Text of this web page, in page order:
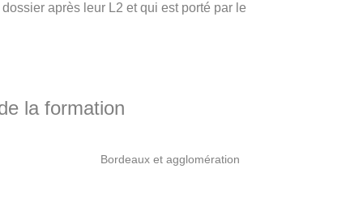
après leur L2 et qui est porté par le
la formation
Bordeaux et agglomération